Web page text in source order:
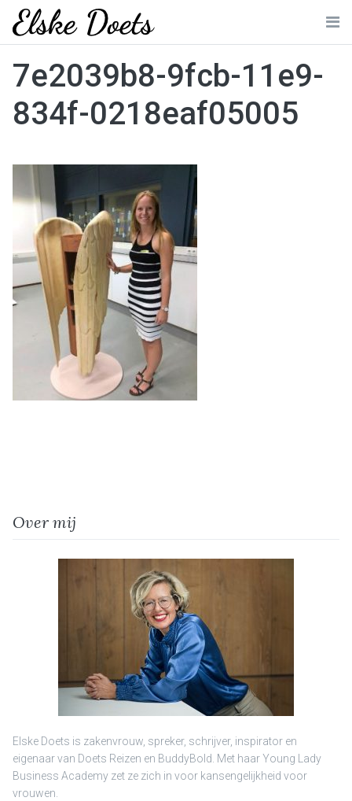
Skip
content
7e2039b8-9fcb-11e9-
834f-0218eaf05005
Over mij
Elske Doets is zakenvrouw, spreker, schrijver, inspirator en
eigenaar van Doets Reizen en BuddyBold. Met haar Young Lady
Business Academy zet ze zich in voor kansengelijkheid voor
vrouwen.